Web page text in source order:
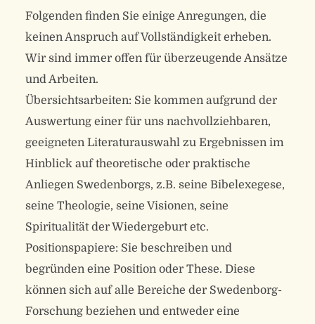
Folgenden finden Sie einige Anregungen, die
keinen Anspruch auf Vollständigkeit erheben.
Wir sind immer offen für überzeugende Ansätze
und Arbeiten.
Übersichtsarbeiten: Sie kommen aufgrund der
Auswertung einer für uns nachvollziehbaren,
geeigneten Literaturauswahl zu Ergebnissen im
Hinblick auf theoretische oder praktische
Anliegen Swedenborgs, z.B. seine Bibelexegese,
seine Theologie, seine Visionen, seine
Spiritualität der Wiedergeburt etc.
Positionspapiere: Sie beschreiben und
begründen eine Position oder These. Diese
können sich auf alle Bereiche der Swedenborg-
Forschung beziehen und entweder eine